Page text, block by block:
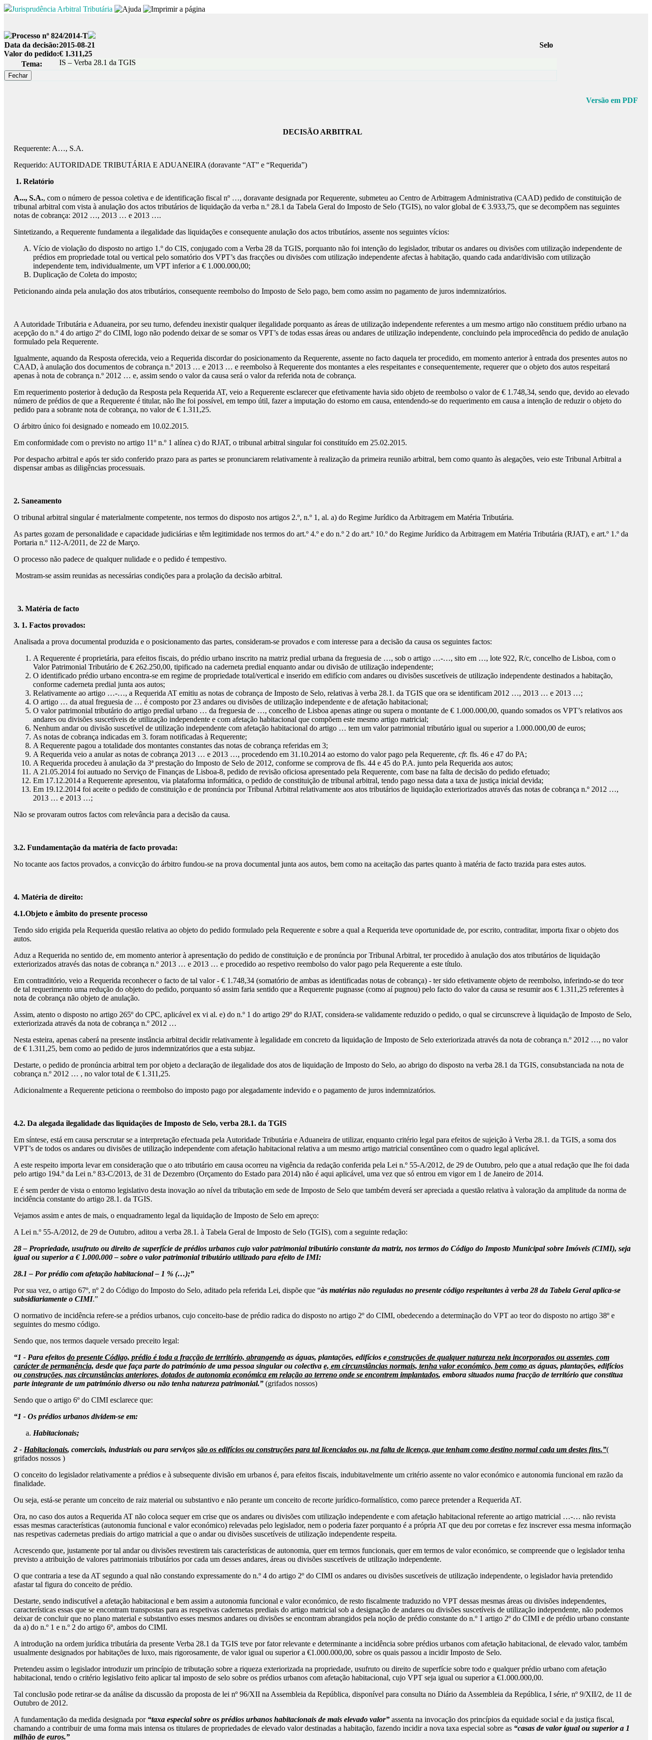
Jurisprudência Arbitral Tributária
Processo nº 824/2014-T
Data da decisão:2015-08-21
Selo
Valor do pedido:€ 1.311,25
Tema:
IS – Verba 28.1 da TGIS
Versão em PDF
DECISÃO ARBITRAL
Requerente: A…, S.A.
Requerido: AUTORIDADE TRIBUTÁRIA E ADUANEIRA (doravante “AT” e “Requerida”)
1. Relatório
A..., S.A., com o número de pessoa coletiva e de identificação fiscal nº …, doravante designada por Requerente, submeteu ao Centro de Arbitragem Administrativa (CAAD) pedido de constituição de
tribunal arbitral com vista à anulação dos actos tributários de liquidação da verba n.º 28.1 da Tabela Geral do Imposto de Selo (TGIS), no valor global de € 3.933,75, que se decompõem nas seguintes
notas de cobrança: 2012 …, 2013 … e 2013 ….
Sintetizando, a Requerente fundamenta a ilegalidade das liquidações e consequente anulação dos actos tributários, assente nos seguintes vícios:
Vício de violação do disposto no artigo 1.º do CIS, conjugado com a Verba 28 da TGIS, porquanto não foi intenção do legislador, tributar os andares ou divisões com utilização independente de
prédios em propriedade total ou vertical pelo somatório dos VPT’s das fracções ou divisões com utilização independente afectas à habitação, quando cada andar/divisão com utilização
independente tem, individualmente, um VPT inferior a € 1.000.000,00;
Duplicação de Coleta do imposto;
Peticionando ainda pela anulação dos atos tributários, consequente reembolso do Imposto de Selo pago, bem como assim no pagamento de juros indemnizatórios.
A Autoridade Tributária e Aduaneira, por seu turno, defendeu inexistir qualquer ilegalidade porquanto as áreas de utilização independente referentes a um mesmo artigo não constituem prédio urbano na
acepção do n.º 4 do artigo 2º do CIMI, logo não podendo deixar de se somar os VPT’s de todas essas áreas ou andares de utilização independente, concluindo pela improcedência do pedido de anulação
formulado pela Requerente.
Igualmente, aquando da Resposta oferecida, veio a Requerida discordar do posicionamento da Requerente, assente no facto daquela ter procedido, em momento anterior à entrada dos presentes autos no
CAAD, à anulação dos documentos de cobrança n.º 2013 … e 2013 … e reembolso à Requerente dos montantes a eles respeitantes e consequentemente, requerer que o objeto dos autos respeitará
apenas à nota de cobrança n.º 2012 … e, assim sendo o valor da causa será o valor da referida nota de cobrança.
Em requerimento posterior à dedução da Resposta pela Requerida AT, veio a Requerente esclarecer que efetivamente havia sido objeto de reembolso o valor de € 1.748,34, sendo que, devido ao elevado
número de prédios de que a Requerente é titular, não lhe foi possível, em tempo útil, fazer a imputação do estorno em causa, entendendo-se do requerimento em causa a intenção de reduzir o objeto do
pedido para a sobrante nota de cobrança, no valor de € 1.311,25.
O árbitro único foi designado e nomeado em 10.02.2015.
Em conformidade com o previsto no artigo 11º n.º 1 alínea c) do RJAT, o tribunal arbitral singular foi constituído em 25.02.2015.
Por despacho arbitral e após ter sido conferido prazo para as partes se pronunciarem relativamente à realização da primeira reunião arbitral, bem como quanto às alegações, veio este Tribunal Arbitral a
dispensar ambas as diligências processuais.
2. Saneamento
O tribunal arbitral singular é materialmente competente, nos termos do disposto nos artigos 2.º, n.º 1, al. a) do Regime Jurídico da Arbitragem em Matéria Tributária.
As partes gozam de personalidade e capacidade judiciárias e têm legitimidade nos termos do art.º 4.º e do n.º 2 do art.º 10.º do Regime Jurídico da Arbitragem em Matéria Tributária (RJAT), e art.º 1.º da
Portaria n.º 112-A/2011, de 22 de Março.
O processo não padece de qualquer nulidade e o pedido é tempestivo.
Mostram-se assim reunidas as necessárias condições para a prolação da decisão arbitral.
3. Matéria de facto
3. 1. Factos provados:
Analisada a prova documental produzida e o posicionamento das partes, consideram-se provados e com interesse para a decisão da causa os seguintes factos:
A Requerente é proprietária, para efeitos fiscais, do prédio urbano inscrito na matriz predial urbana da freguesia de …, sob o artigo …-…, sito em …, lote 922, R/c, concelho de Lisboa, com o
Valor Patrimonial Tributário de € 262.250,00, tipificado na caderneta predial enquanto andar ou divisão de utilização independente;
O identificado prédio urbano encontra-se em regime de propriedade total/vertical e inserido em edifício com andares ou divisões suscetíveis de utilização independente destinados a habitação,
conforme caderneta predial junta aos autos;
Relativamente ao artigo …-…, a Requerida AT emitiu as notas de cobrança de Imposto de Selo, relativas à verba 28.1. da TGIS que ora se identificam 2012 …, 2013 … e 2013 …;
O artigo … da atual freguesia de … é composto por 23 andares ou divisões de utilização independente e de afetação habitacional;
O valor patrimonial tributário do artigo predial urbano … da freguesia de …, concelho de Lisboa apenas atinge ou supera o montante de € 1.000.000,00, quando somados os VPT’s relativos aos
andares ou divisões suscetíveis de utilização independente e com afetação habitacional que compõem este mesmo artigo matricial;
Nenhum andar ou divisão suscetível de utilização independente com afetação habitacional do artigo … tem um valor patrimonial tributário igual ou superior a 1.000.000,00 de euros;
As notas de cobrança indicadas em 3. foram notificadas à Requerente;
A Requerente pagou a totalidade dos montantes constantes das notas de cobrança referidas em 3;
A Requerida veio a anular as notas de cobrança 2013 … e 2013 …, procedendo em 31.10.2014 ao estorno do valor pago pela Requerente, cfr. fls. 46 e 47 do PA;
A Requerida procedeu à anulação da 3ª prestação do Imposto de Selo de 2012, conforme se comprova de fls. 44 e 45 do P.A. junto pela Requerida aos autos;
A 21.05.2014 foi autuado no Serviço de Finanças de Lisboa-8, pedido de revisão oficiosa apresentado pela Requerente, com base na falta de decisão do pedido efetuado;
Em 17.12.2014 a Requerente apresentou, via plataforma informática, o pedido de constituição de tribunal arbitral, tendo pago nessa data a taxa de justiça inicial devida;
Em 19.12.2014 foi aceite o pedido de constituição e de pronúncia por Tribunal Arbitral relativamente aos atos tributários de liquidação exteriorizados através das notas de cobrança n.º 2012 …,
2013 … e 2013 …;
Não se provaram outros factos com relevância para a decisão da causa.
3.2. Fundamentação da matéria de facto provada:
No tocante aos factos provados, a convicção do árbitro fundou-se na prova documental junta aos autos, bem como na aceitação das partes quanto à matéria de facto trazida para estes autos.
4. Matéria de direito:
4.1.Objeto e âmbito do presente processo
Tendo sido erigida pela Requerida questão relativa ao objeto do pedido formulado pela Requerente e sobre a qual a Requerida teve oportunidade de, por escrito, contraditar, importa fixar o objeto dos
autos.
Aduz a Requerida no sentido de, em momento anterior à apresentação do pedido de constituição e de pronúncia por Tribunal Arbitral, ter procedido à anulação dos atos tributários de liquidação
exteriorizados através das notas de cobrança n.º 2013 … e 2013 … e procedido ao respetivo reembolso do valor pago pela Requerente a este título.
Em contraditório, veio a Requerida reconhecer o facto de tal valor - € 1.748,34 (somatório de ambas as identificadas notas de cobrança) - ter sido efetivamente objeto de reembolso, inferindo-se do teor
de tal requerimento uma redução do objeto do pedido, porquanto só assim faria sentido que a Requerente pugnasse (como aí pugnou) pelo facto do valor da causa se resumir aos € 1.311,25 referentes à
nota de cobrança não objeto de anulação.
Assim, atento o disposto no artigo 265º do CPC, aplicável ex vi al. e) do n.º 1 do artigo 29º do RJAT, considera-se validamente reduzido o pedido, o qual se circunscreve à liquidação de Imposto de Selo,
exteriorizada através da nota de cobrança n.º 2012 …
Nesta esteira, apenas caberá na presente instância arbitral decidir relativamente à legalidade em concreto da liquidação de Imposto de Selo exteriorizada através da nota de cobrança n.º 2012 …, no valor
de € 1.311,25, bem como ao pedido de juros indemnizatórios que a esta subjaz.
Destarte, o pedido de pronúncia arbitral tem por objeto a declaração de ilegalidade dos atos de liquidação de Imposto do Selo, ao abrigo do disposto na verba 28.1 da TGIS, consubstanciada na nota de
cobrança n.º 2012 … , no valor total de € 1.311,25.
Adicionalmente a Requerente peticiona o reembolso do imposto pago por alegadamente indevido e o pagamento de juros indemnizatórios.
4.2. Da alegada ilegalidade das liquidações de Imposto de Selo, verba 28.1. da TGIS
Em síntese, está em causa perscrutar se a interpretação efectuada pela Autoridade Tributária e Aduaneira de utilizar, enquanto critério legal para efeitos de sujeição à Verba 28.1. da TGIS, a soma dos
VPT’s de todos os andares ou divisões de utilização independente com afetação habitacional relativa a um mesmo artigo matricial consentâneo com o quadro legal aplicável.
A este respeito importa levar em consideração que o ato tributário em causa ocorreu na vigência da redação conferida pela Lei n.º 55-A/2012, de 29 de Outubro, pelo que a atual redação que lhe foi dada
pelo artigo 194.º da Lei n.º 83-C/2013, de 31 de Dezembro (Orçamento do Estado para 2014) não é aqui aplicável, uma vez que só entrou em vigor em 1 de Janeiro de 2014.
E é sem perder de vista o entorno legislativo desta inovação ao nível da tributação em sede de Imposto de Selo que também deverá ser apreciada a questão relativa à valoração da amplitude da norma de
incidência constante do artigo 28.1. da TGIS.
Vejamos assim e antes de mais, o enquadramento legal da liquidação de Imposto de Selo em apreço:
A Lei n.º 55-A/2012, de 29 de Outubro, aditou a verba 28.1. à Tabela Geral de Imposto de Selo (TGIS), com a seguinte redação:
28 – Propriedade, usufruto ou direito de superfície de prédios urbanos cujo valor patrimonial tributário constante da matriz, nos termos do Código do Imposto Municipal sobre Imóveis (CIMI), seja
igual ou superior a € 1.000.000 – sobre o valor patrimonial tributário utilizado para efeito de IMI:
28.1 – Por prédio com afetação habitacional – 1 % (…);”
Por sua vez, o artigo 67º, nº 2 do Código do Imposto do Selo, aditado pela referida Lei, dispõe que “às matérias não reguladas no presente código respeitantes à verba 28 da Tabela Geral aplica-se
subsidiariamente o CIMI.”
O normativo de incidência refere-se a prédios urbanos, cujo conceito-base de prédio radica do disposto no artigo 2º do CIMI, obedecendo a determinação do VPT ao teor do disposto no artigo 38º e
seguintes do mesmo código.
Sendo que, nos termos daquele versado preceito legal:
“1 - Para efeitos do presente Código, prédio é toda a fracção de território, abrangendo as águas, plantações, edifícios e construções de qualquer natureza nela incorporados ou assentes, com
carácter de permanência, desde que faça parte do património de uma pessoa singular ou colectiva e, em circunstâncias normais, tenha valor económico, bem como as águas, plantações, edifícios
ou construções, nas circunstâncias anteriores, dotados de autonomia económica em relação ao terreno onde se encontrem implantados, embora situados numa fracção de território que constitua
parte integrante de um património diverso ou não tenha natureza patrimonial.” (grifados nossos)
Sendo que o artigo 6º do CIMI esclarece que:
“1 - Os prédios urbanos dividem-se em:
Habitacionais;
2 - Habitacionais, comerciais, industriais ou para serviços são os edifícios ou construções para tal licenciados ou, na falta de licença, que tenham como destino normal cada um destes fins.”(
grifados nossos )
O conceito do legislador relativamente a prédios e à subsequente divisão em urbanos é, para efeitos fiscais, indubitavelmente um critério assente no valor económico e autonomia funcional em razão da
finalidade.
Ou seja, está-se perante um conceito de raiz material ou substantivo e não perante um conceito de recorte jurídico-formalístico, como parece pretender a Requerida AT.
Ora, no caso dos autos a Requerida AT não coloca sequer em crise que os andares ou divisões com utilização independente e com afetação habitacional referente ao artigo matricial …-… não revista
essas mesmas características (autonomia funcional e valor económico) relevadas pelo legislador, nem o poderia fazer porquanto é a própria AT que deu por corretas e fez inscrever essa mesma informação
nas respetivas cadernetas prediais do artigo matricial a que o andar ou divisões suscetíveis de utilização independente respeita.
Acrescendo que, justamente por tal andar ou divisões revestirem tais características de autonomia, quer em termos funcionais, quer em termos de valor económico, se compreende que o legislador tenha
previsto a atribuição de valores patrimoniais tributários por cada um desses andares, áreas ou divisões suscetíveis de utilização independente.
O que contraria a tese da AT segundo a qual não constando expressamente do n.º 4 do artigo 2º do CIMI os andares ou divisões suscetíveis de utilização independente, o legislador havia pretendido
afastar tal figura do conceito de prédio.
Destarte, sendo indiscutível a afetação habitacional e bem assim a autonomia funcional e valor económico, de resto fiscalmente traduzido no VPT dessas mesmas áreas ou divisões independentes,
características essas que se encontram transpostas para as respetivas cadernetas prediais do artigo matricial sob a designação de andares ou divisões suscetíveis de utilização independente, não podemos
deixar de concluir que no plano material e substantivo esses mesmos andares ou divisões se encontram abrangidos pela noção de prédio constante do n.º 1 artigo 2º do CIMI e de prédio urbano constante
da a) do n.º 1 e n.º 2 do artigo 6º, ambos do CIMI.
A introdução na ordem jurídica tributária da presente Verba 28.1 da TGIS teve por fator relevante e determinante a incidência sobre prédios urbanos com afetação habitacional, de elevado valor, também
usualmente designados por habitações de luxo, mais rigorosamente, de valor igual ou superior a €1.000.000,00, sobre os quais passou a incidir Imposto de Selo.
Pretendeu assim o legislador introduzir um princípio de tributação sobre a riqueza exteriorizada na propriedade, usufruto ou direito de superfície sobre todo e qualquer prédio urbano com afetação
habitacional, tendo o critério legislativo feito aplicar tal imposto de selo sobre os prédios urbanos com afetação habitacional, cujo VPT seja igual ou superior a €1.000.000,00.
Tal conclusão pode retirar-se da análise da discussão da proposta de lei nº 96/XII na Assembleia da República, disponível para consulta no Diário da Assembleia da República, I série, nº 9/XII/2, de 11 de
Outubro de 2012.
A fundamentação da medida designada por “taxa especial sobre os prédios urbanos habitacionais de mais elevado valor” assenta na invocação dos princípios da equidade social e da justiça fiscal,
chamando a contribuir de uma forma mais intensa os titulares de propriedades de elevado valor destinadas a habitação, fazendo incidir a nova taxa especial sobre as “casas de valor igual ou superior a 1
milhão de euros.”